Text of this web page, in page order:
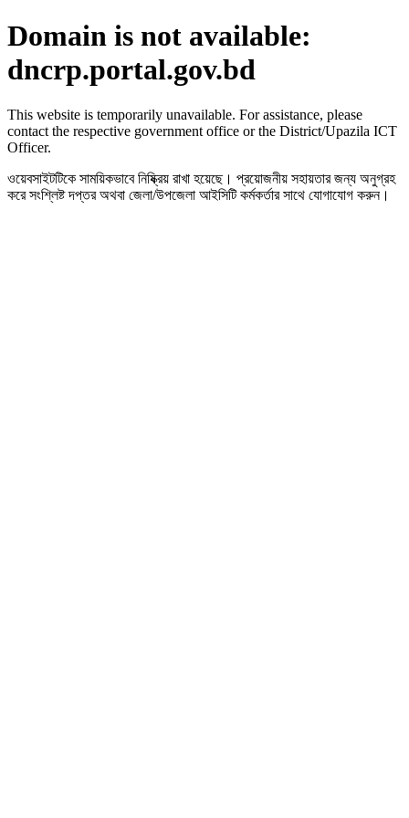
Domain is not available:
dncrp.portal.gov.bd
This website is temporarily unavailable. For assistance, please
contact the respective government office or the District/Upazila ICT
Officer.
ওয়েবসাইটটিকে সাময়িকভাবে নিষ্ক্রিয় রাখা হয়েছে। প্রয়োজনীয় সহায়তার জন্য অনুগ্রহ
করে সংশ্লিষ্ট দপ্তর অথবা জেলা/উপজেলা আইসিটি কর্মকর্তার সাথে যোগাযোগ করুন।